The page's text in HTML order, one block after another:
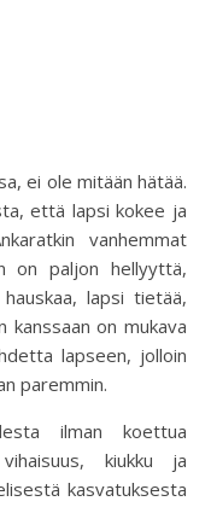
ei ole mitään hätää.
että lapsi kokee ja
vanhemmat
on paljon hellyyttä,
lapsi tietää,
on mukava
lapseen, jolloin
paremmin.
ilman koettua
kiukku ja
kasvatuksesta